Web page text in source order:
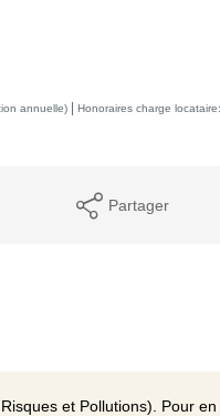
annuelle) Honoraires charge
Partager
et Pollutions). Pour